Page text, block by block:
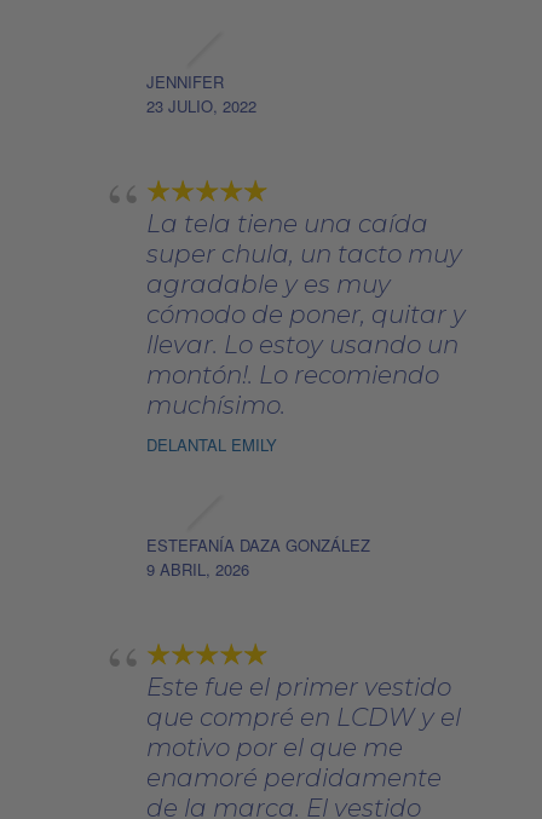
JENNIFER
23 JULIO, 2022
La tela tiene una caída
super chula, un tacto muy
agradable y es muy
cómodo de poner, quitar y
llevar. Lo estoy usando un
montón!. Lo recomiendo
muchísimo.
DELANTAL EMILY
ESTEFANÍA DAZA GONZÁLEZ
9 ABRIL, 2026
Este fue el primer vestido
que compré en LCDW y el
motivo por el que me
enamoré perdidamente
de la marca. El vestido